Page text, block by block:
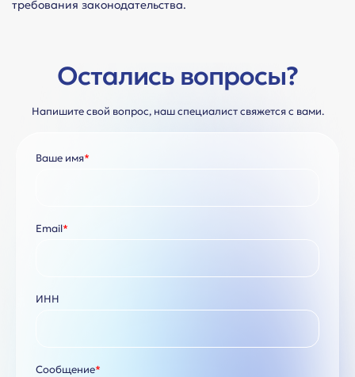
требования законодательства.
Остались вопросы?
Напишите свой вопрос, наш специалист свяжется с вами.
Ваше имя*
Email*
ИНН
Сообщение*